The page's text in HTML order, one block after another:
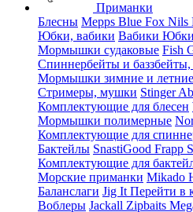
Приманки
Блесны Mepps Blue Fox Nils
Юбки, вабики Вабики Юбки
Мормышки судаковые Fish
Спиннербейты и баззбейты,
Мормышки зимние и летние
Стримеры, мушки Stinger
Комплектующие для блесен
Мормышки полимерные
Комплектующие для
Бактейлы SnastiGood Frapp
Комплектующие для
Морские приманки Mikado
Баланслаги Jig It Перейти в
Воблеры Jackall Zipbaits